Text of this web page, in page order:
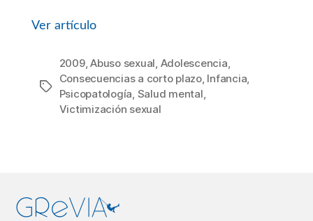
Ver artículo
Etiquetas
2009,Abuso sexual, Adolescencia,
Consecuencias a corto plazo, Infancia,
Psicopatología, Salud mental,
Victimización sexual